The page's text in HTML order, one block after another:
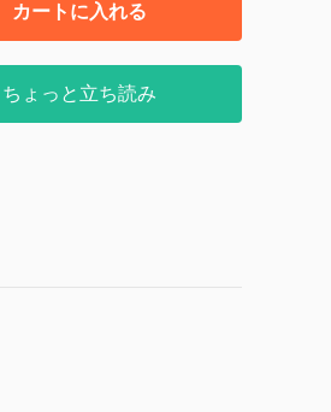
カートに入れる
ちょっと立ち読み